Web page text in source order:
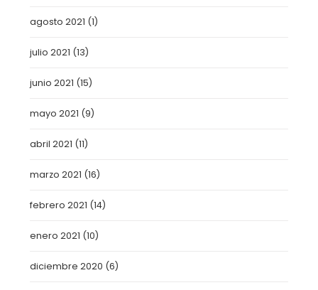
agosto 2021 (1)
julio 2021 (13)
junio 2021 (15)
mayo 2021 (9)
abril 2021 (11)
marzo 2021 (16)
febrero 2021 (14)
enero 2021 (10)
diciembre 2020 (6)